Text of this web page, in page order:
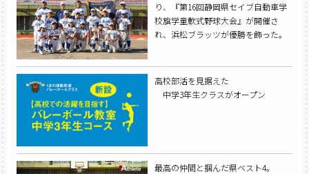
り、『第16回静岡県セイブ自動車学
校旗学童軟式野球大会』が開催さ
れ、浜松ブラッツが優勝を飾った。
高校部活を見据えた
中学3年生クラスがオープン
最高の仲間と掴んだ県ベスト4。